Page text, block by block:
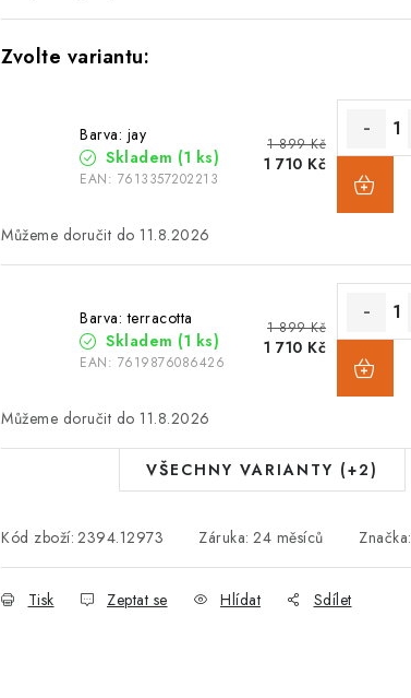
Barva: jay
Skladem (1 ks)
EAN: 7613357202213
1 899 Kč
1 710 Kč
11.8.2026
Barva: terracotta
Skladem (1 ks)
EAN: 7619876086426
1 899 Kč
1 710 Kč
11.8.2026
VŠECHNY VARIANTY (+2)
Kód zboží: 2394.12973 Záruka: 24 měsíců Značka:
Tisk Zeptat se Hlídat Sdílet